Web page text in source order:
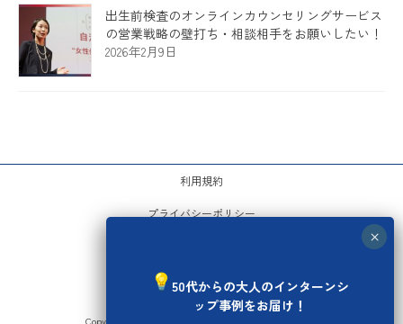
出生前検査のオンラインカウンセリングサービス
の営業戦略の壁打ち・相談相手をお願いしたい！
2026年2月9日
利用規約
プライバシーポリシー
お問い合わせ
Copyright © セカンドキャリア塾 All Rights Reserved.
50代からの大人のインターンシ
ップ事例をお届け！